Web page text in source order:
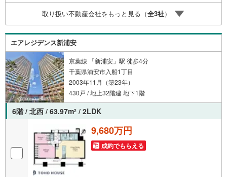
はありません。専属FPがお引渡し後も一生涯お守りしま
す。 Yahoo！不動産キャンペーン対象店舗 当店でのご成約
でPayPayボーナスがもらえるキャンペーン対象です！※必
ずYahoo！ JAPAN IDでログインの上お問い合わせくださ
い。
取り扱い不動産会社をもっと見る（全3社）
エアレジデンス新浦安
京葉線 「新浦安」駅 徒歩4分
千葉県浦安市入船1丁目
2003年11月（築23年）
430戸 / 地上32階建 地下1階
6階 / 北西 / 63.97m2 / 2LDK
9,680万円
成約でもらえる